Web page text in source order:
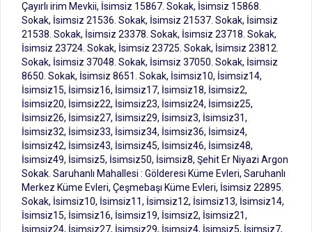
Çayırlı irim Mevkii, İsimsiz 15867. Sokak, İsimsiz 15868.
Sokak, İsimsiz 21536. Sokak, İsimsiz 21537. Sokak, İsimsiz
21538. Sokak, İsimsiz 23378. Sokak, İsimsiz 23718. Sokak,
İsimsiz 23724. Sokak, İsimsiz 23725. Sokak, İsimsiz 23812.
Sokak, İsimsiz 37048. Sokak, İsimsiz 37050. Sokak, İsimsiz
8650. Sokak, İsimsiz 8651. Sokak, İsimsiz10, İsimsiz14,
İsimsiz15, İsimsiz16, İsimsiz17, İsimsiz18, İsimsiz2,
İsimsiz20, İsimsiz22, İsimsiz23, İsimsiz24, İsimsiz25,
İsimsiz26, İsimsiz27, İsimsiz29, İsimsiz3, İsimsiz31,
İsimsiz32, İsimsiz33, İsimsiz34, İsimsiz36, İsimsiz4,
İsimsiz42, İsimsiz43, İsimsiz45, İsimsiz46, İsimsiz48,
İsimsiz49, İsimsiz5, İsimsiz50, İsimsiz8, Şehit Er Niyazi Argon
Sokak. Saruhanlı Mahallesi : Gölderesi Küme Evleri, Saruhanlı
Merkez Küme Evleri, Çeşmebaşı Küme Evleri, İsimsiz 22895.
Sokak, İsimsiz10, İsimsiz11, İsimsiz12, İsimsiz13, İsimsiz14,
İsimsiz15, İsimsiz16, İsimsiz19, İsimsiz2, İsimsiz21,
İsimsiz24, İsimsiz27, İsimsiz29, İsimsiz4, İsimsiz5, İsimsiz7,